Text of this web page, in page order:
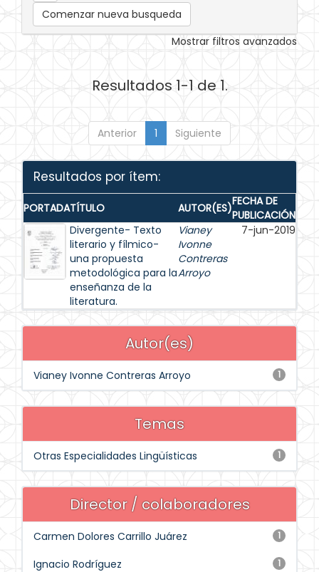
Comenzar nueva busqueda
Mostrar filtros avanzados
Resultados 1-1 de 1.
Anterior 1 Siguiente
Resultados por ítem:
PORTADATÍTULO AUTOR(ES)FECHA DE
PUBLICACIÓN
Divergente- Texto
literario y fílmico-
una propuesta
metodológica para la
enseñanza de la
literatura.
Vianey
Ivonne
Contreras
Arroyo
7-jun-2019
Autor(es)
1
Vianey Ivonne Contreras Arroyo
Temas
1
Otras Especialidades Lingüísticas
Director / colaboradores
1
Carmen Dolores Carrillo Juárez
1
Ignacio Rodríguez